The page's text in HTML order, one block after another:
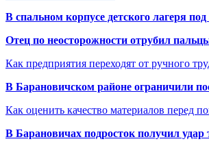
В спальном корпусе детского лагеря
Отец по неосторожности отрубил
Как предприятия переходят от ручного
В Барановичском районе ограничили
Как оценить качество материалов перед
В Барановичах подросток получил